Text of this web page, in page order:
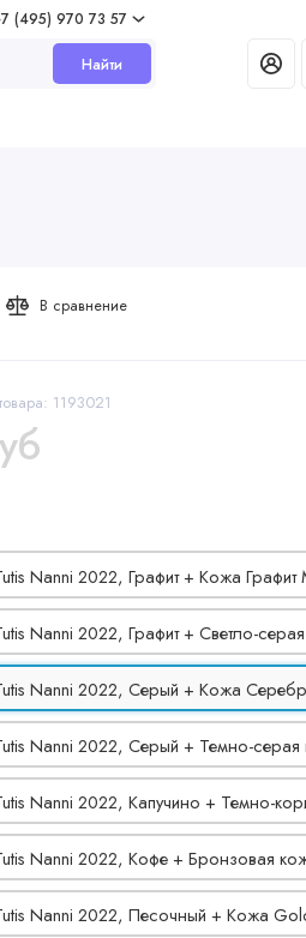
(495) 970 73 57
Найти
1193021
В сравнение